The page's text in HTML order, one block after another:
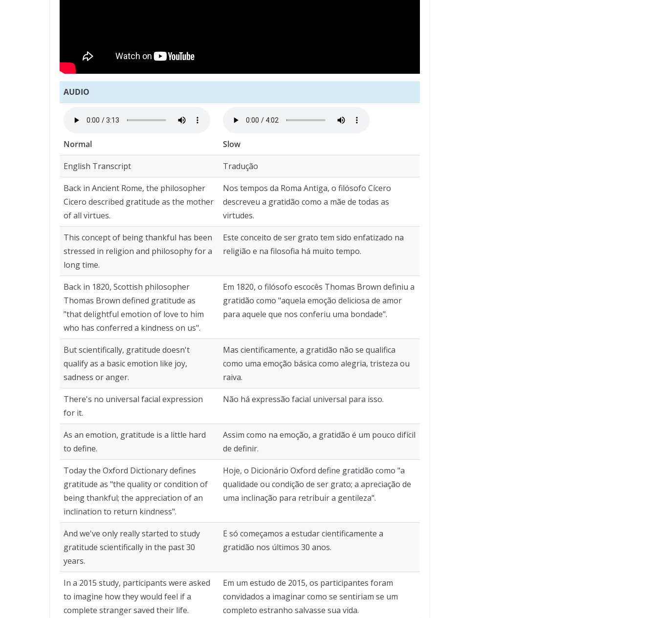
AUDIO
Normal Slow
English Transcript Tradução
Back in Ancient Rome, the philosopher
Cicero described gratitude as the mother
of all virtues.
Nos tempos da Roma Antiga, o filósofo Cícero
descreveu a gratidão como a mãe de todas as
virtudes.
This concept of being thankful has been
stressed in religion and philosophy for a
long time.
Este conceito de ser grato tem sido enfatizado na
religião e na filosofia há muito tempo.
Back in 1820, Scottish philosopher
Thomas Brown defined gratitude as
"that delightful emotion of love to him
who has conferred a kindness on us".
Em 1820, o filósofo escocês Thomas Brown definiu a
gratidão como "aquela emoção deliciosa de amor
para aquele que nos conferiu uma bondade".
But scientifically, gratitude doesn't
qualify as a basic emotion like joy,
sadness or anger.
Mas cientificamente, a gratidão não se qualifica
como uma emoção básica como alegria, tristeza ou
raiva.
There's no universal facial expression
for it.
Não há expressão facial universal para isso.
As an emotion, gratitude is a little hard
to define.
Assim como na emoção, a gratidão é um pouco difícil
de definir.
Today the Oxford Dictionary defines
gratitude as "the quality or condition of
being thankful; the appreciation of an
inclination to return kindness".
Hoje, o Dicionário Oxford define gratidão como "a
qualidade ou condição de ser grato; a apreciação de
uma inclinação para retribuir a gentileza".
And we've only really started to study
gratitude scientifically in the past 30
years.
E só começamos a estudar cientificamente a
gratidão nos últimos 30 anos.
In a 2015 study, participants were asked
to imagine how they would feel if a
complete stranger saved their life.
Em um estudo de 2015, os participantes foram
convidados a imaginar como se sentiriam se um
completo estranho salvasse sua vida.